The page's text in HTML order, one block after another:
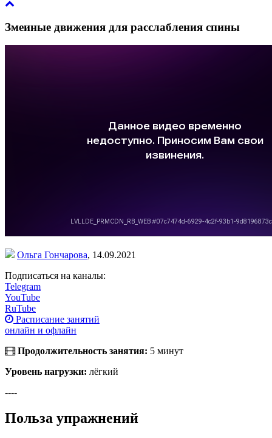
Змеиные движения для расслабления спины
Ольга Гончарова, 14.09.2021
Подписаться на каналы:
Telegram
YouTube
RuTube
Расписание занятий
онлайн и офлайн
Продолжительность занятия: 5 минут
Уровень нагрузки: лёгкий
----
Польза упражнений